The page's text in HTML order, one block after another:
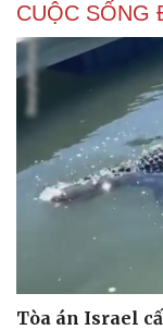
CUỘC SỐNG
Tòa án Israel